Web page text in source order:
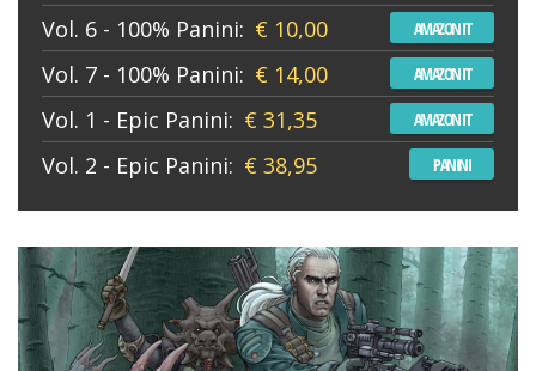
Vol. 6 - 100% Panini: € 10,00 AMAZON IT
Vol. 7 - 100% Panini: € 14,00 AMAZON IT
Vol. 1 - Epic Panini: € 31,35 AMAZON IT
Vol. 2 - Epic Panini: € 38,95 PANINI